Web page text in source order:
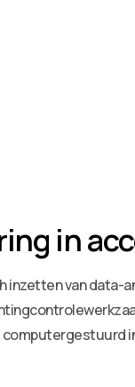
in
van data-